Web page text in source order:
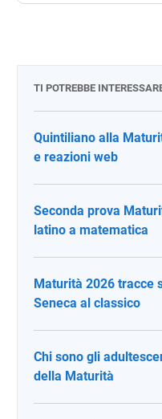
TI POTREBBE
Quintiliano alla
e reazioni web
Seconda prova
latino a matematica
Maturità 2026 tracce
Seneca al classico
Chi sono gli
della Maturità